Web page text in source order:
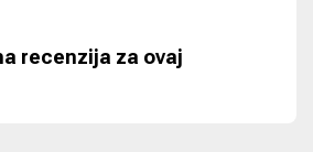
recenzija za ovaj